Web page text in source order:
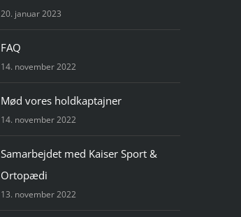
20. januar 2023
FAQ
14. november 2022
Mød vores holdkaptajner
14. november 2022
Samarbejdet med Kaiser Sport &
Ortopædi
13. november 2022